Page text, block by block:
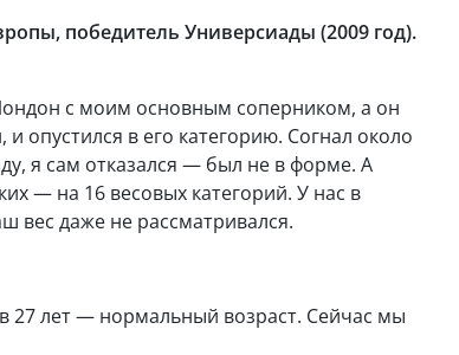
победитель Универсиады (2009 год).
с моим основным соперником, а он
опустился в его категорию. Согнал около
я сам отказался — был не в форме. А
— на 16 весовых категорий. У нас в
вес даже не рассматривался.
лет — нормальный возраст. Сейчас мы